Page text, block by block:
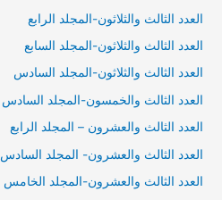
العدد الثالث والثلاثون-المجلد الرابع
العدد الثالث والثلاثون-المجلد السابع
العدد الثالث والثلاثون-المجلد السادس
العدد الثالث والخمسون-المجلد السادس
العدد الثالث والعشرون – المجلد الرابع
العدد الثالث والعشرون- المجلد السادس
العدد الثالث والعشرون-المجلد الخامس